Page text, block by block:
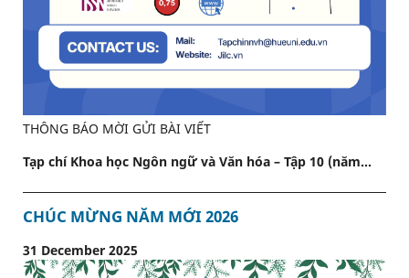
THÔNG BÁO MỜI GỬI BÀI VIẾT
Tạp chí Khoa học Ngôn ngữ và Văn hóa – Tập 10 (năm...
CHÚC MỪNG NĂM MỚI 2026
31 December 2025